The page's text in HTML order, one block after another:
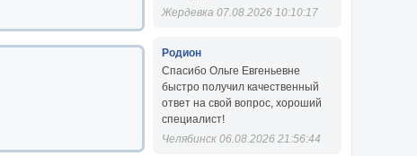
Жердевка 07.08.2026 10:10:17
Родион
Спасибо Ольге Евгеньевне
быстро получил качественный
ответ на свой вопрос, хороший
специалист!
Челябинск 06.08.2026 21:56:44